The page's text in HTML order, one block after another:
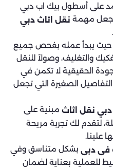
على أسطول بيك اب دبي
يجعل مهمة نقل اثاث دبي
حيث يبدأ عمله بفحص جميع
والتغليف، وصولاً للنقل
الحقيقية لا تكمن في
الصغيرة التي تجعل
دبي نقل اثاث مبنية على
لتقدم لك تجربة مريحة
علينا.
فى دبى بشكل متناسق وفي
للعملية بعناية لضمان